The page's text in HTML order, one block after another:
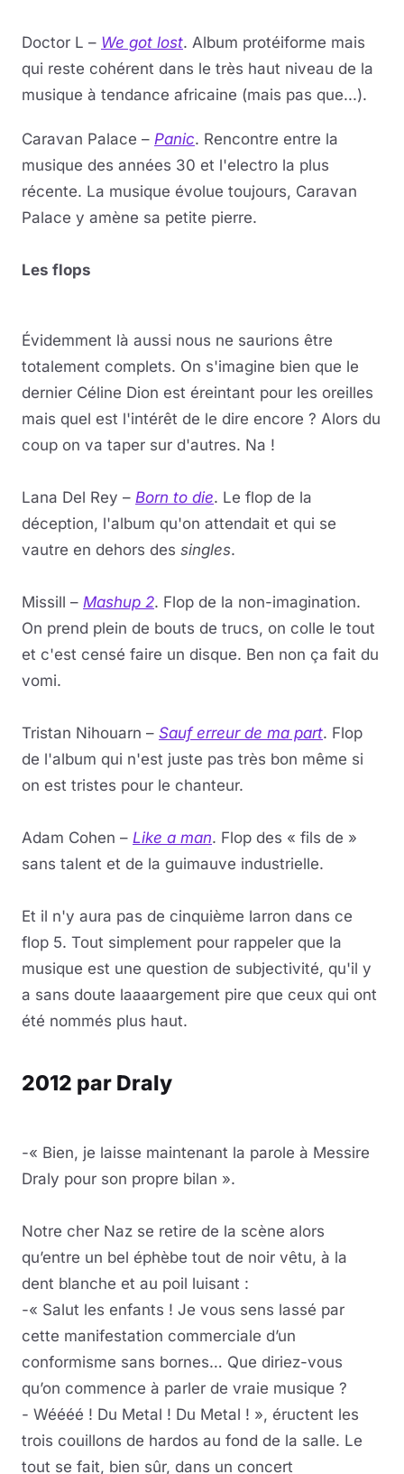
Doctor L – We got lost. Album protéiforme mais
qui reste cohérent dans le très haut niveau de la
musique à tendance africaine (mais pas que...).
Caravan Palace – Panic. Rencontre entre la
musique des années 30 et l'electro la plus
récente. La musique évolue toujours, Caravan
Palace y amène sa petite pierre.
Les flops
Évidemment là aussi nous ne saurions être
totalement complets. On s'imagine bien que le
dernier Céline Dion est éreintant pour les oreilles
mais quel est l'intérêt de le dire encore ? Alors du
coup on va taper sur d'autres. Na !
Lana Del Rey – Born to die. Le flop de la
déception, l'album qu'on attendait et qui se
vautre en dehors des singles.
Missill – Mashup 2. Flop de la non-imagination.
On prend plein de bouts de trucs, on colle le tout
et c'est censé faire un disque. Ben non ça fait du
vomi.
Tristan Nihouarn – Sauf erreur de ma part. Flop
de l'album qui n'est juste pas très bon même si
on est tristes pour le chanteur.
Adam Cohen – Like a man. Flop des « fils de »
sans talent et de la guimauve industrielle.
Et il n'y aura pas de cinquième larron dans ce
flop 5. Tout simplement pour rappeler que la
musique est une question de subjectivité, qu'il y
a sans doute laaaargement pire que ceux qui ont
été nommés plus haut.
2012 par Draly
-« Bien, je laisse maintenant la parole à Messire
Draly pour son propre bilan ».
Notre cher Naz se retire de la scène alors
qu’entre un bel éphèbe tout de noir vêtu, à la
dent blanche et au poil luisant :
-« Salut les enfants ! Je vous sens lassé par
cette manifestation commerciale d’un
conformisme sans bornes… Que diriez-vous
qu’on commence à parler de vraie musique ?
- Wéééé ! Du Metal ! Du Metal ! », éructent les
trois couillons de hardos au fond de la salle. Le
tout se fait, bien sûr, dans un concert